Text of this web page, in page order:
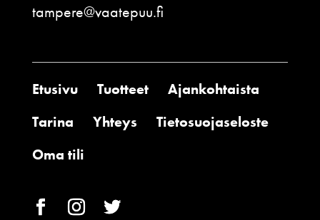
tampere@vaatepuu.fi
Etusivu Tuotteet
Ajankohtaista
Tarina
Yhteys
Tietosuojaseloste
Oma tili